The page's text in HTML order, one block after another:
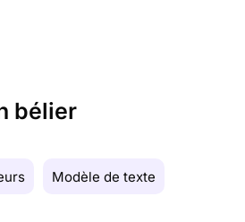
bélier
Modèle de texte